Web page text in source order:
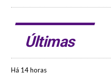
Últimas
Há 14 horas